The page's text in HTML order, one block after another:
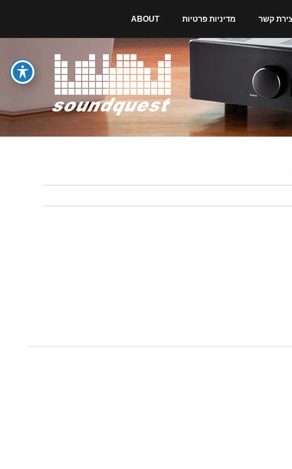
קשר מדיניות פרטיות ABOUT